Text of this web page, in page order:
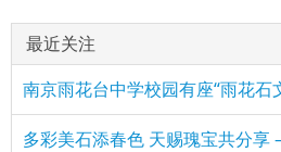
最近关注
南京雨花台中学校园有座“雨花石
多彩美石添春色 天赐瑰宝共分